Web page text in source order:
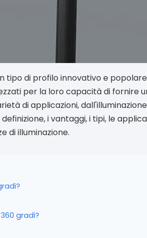
tipo di profilo innovativo e
per la loro capacità di fornire
di applicazioni,
i vantaggi, i tipi, le
di illuminazione.
gradi?